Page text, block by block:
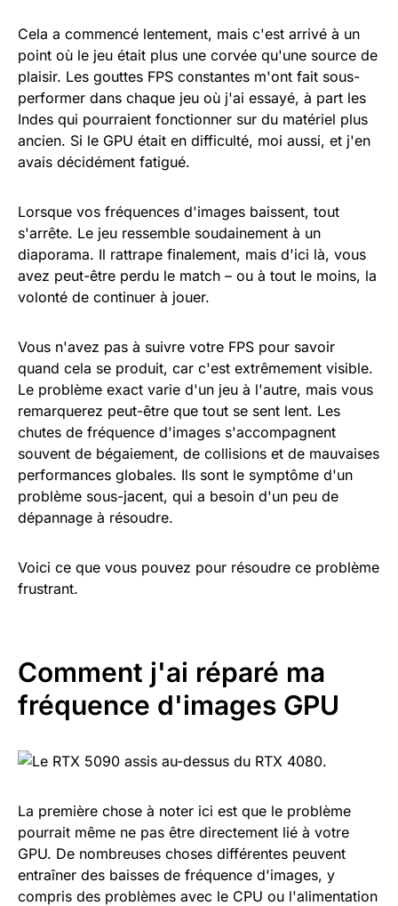
Cela a commencé lentement, mais c'est arrivé à un
point où le jeu était plus une corvée qu'une source de
plaisir. Les gouttes FPS constantes m'ont fait sous-
performer dans chaque jeu où j'ai essayé, à part les
Indes qui pourraient fonctionner sur du matériel plus
ancien. Si le GPU était en difficulté, moi aussi, et j'en
avais décidément fatigué.
Lorsque vos fréquences d'images baissent, tout
s'arrête. Le jeu ressemble soudainement à un
diaporama. Il rattrape finalement, mais d'ici là, vous
avez peut-être perdu le match – ou à tout le moins, la
volonté de continuer à jouer.
Vous n'avez pas à suivre votre FPS pour savoir
quand cela se produit, car c'est extrêmement visible.
Le problème exact varie d'un jeu à l'autre, mais vous
remarquerez peut-être que tout se sent lent. Les
chutes de fréquence d'images s'accompagnent
souvent de bégaiement, de collisions et de mauvaises
performances globales. Ils sont le symptôme d'un
problème sous-jacent, qui a besoin d'un peu de
dépannage à résoudre.
Voici ce que vous pouvez pour résoudre ce problème
frustrant.
Comment j'ai réparé ma
fréquence d'images GPU
La première chose à noter ici est que le problème
pourrait même ne pas être directement lié à votre
GPU. De nombreuses choses différentes peuvent
entraîner des baisses de fréquence d'images, y
compris des problèmes avec le CPU ou l'alimentation